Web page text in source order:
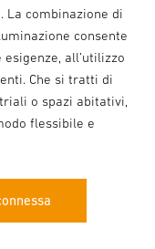
La combinazione di
consente
all’utilizzo
Che si tratti di
o spazi abitativi,
flessibile e